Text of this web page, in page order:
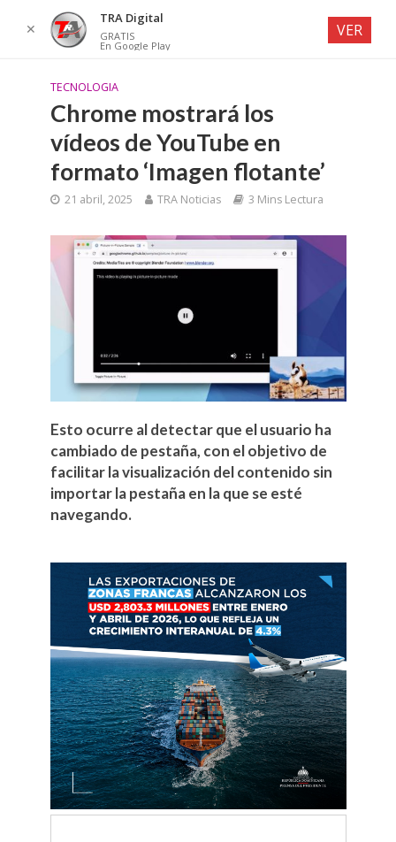
TECNOLOGIA
Chrome mostrará los
vídeos de YouTube en
formato ‘Imagen flotante’
21 abril, 2025 TRA Noticias 3 Mins Lectura
Esto ocurre al detectar que el usuario ha
cambiado de pestaña, con el objetivo de
facilitar la visualización del contenido sin
importar la pestaña en la que se esté
navegando.
✕
TRA Digital
GRATIS
En Google Play
VER